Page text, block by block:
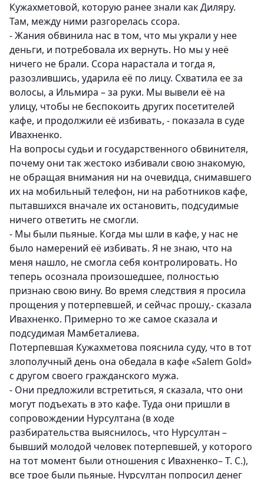
Кужахметовой, которую ранее знали как Диляру.
Там, между ними разгорелась ссора.
- Жания обвинила нас в том, что мы украли у нее
деньги, и потребовала их вернуть. Но мы у неё
ничего не брали. Ссора нарастала и тогда я,
разозлившись, ударила её по лицу. Схватила ее за
волосы, а Ильмира – за руки. Мы вывели её на
улицу, чтобы не беспокоить других посетителей
кафе, и продолжили её избивать, - показала в суде
Ивахненко.
На вопросы судьи и государственного обвинителя,
почему они так жестоко избивали свою знакомую,
не обращая внимания ни на очевидца, снимавшего
их на мобильный телефон, ни на работников кафе,
пытавшихся вначале их остановить, подсудимые
ничего ответить не смогли.
- Мы были пьяные. Когда мы шли в кафе, у нас не
было намерений её избивать. Я не знаю, что на
меня нашло, не смогла себя контролировать. Но
теперь осознала произошедшее, полностью
признаю свою вину. Во время следствия я просила
прощения у потерпевшей, и сейчас прошу,- сказала
Ивахненко. Примерно то же самое сказала и
подсудимая Мамбеталиева.
Потерпевшая Кужахметова пояснила суду, что в тот
злополучный день она обедала в кафе «Salem Gold»
с другом своего гражданского мужа.
- Они предложили встретиться, я сказала, что они
могут подъехать в это кафе. Туда они пришли в
сопровождении Нурсултана (в ходе
разбирательства выяснилось, что Нурсултан –
бывший молодой человек потерпевшей, у которого
на тот момент были отношения с Ивахненко– Т. С.),
все трое были пьяные. Нурсултан попросил денег